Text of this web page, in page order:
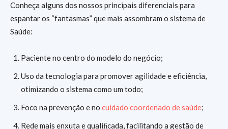
Conheça alguns dos nossos principais diferenciais para
espantar os “fantasmas” que mais assombram o sistema de
Saúde:
Paciente no centro do modelo do negócio;
Uso da tecnologia para promover agilidade e eficiência,
otimizando o sistema como um todo;
Foco na prevenção e no cuidado coordenado de saúde;
Rede mais enxuta e qualiﬁcada, facilitando a gestão de